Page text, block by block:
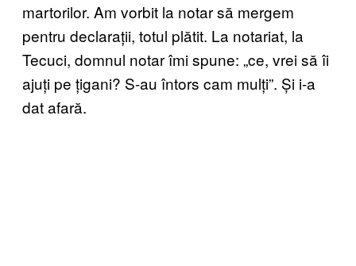
martorilor. Am vorbit la notar să mergem
pentru declarații, totul plătit. La notariat, la
Tecuci, domnul notar îmi spune: „ce, vrei să îi
ajuți pe țigani? S-au întors cam mulți”. Și i-a
dat afară.